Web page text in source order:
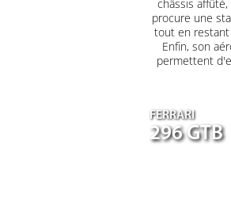
châssis
procure une
tout en restant
Enfin, son
permettent
FERRARI
296 GTB